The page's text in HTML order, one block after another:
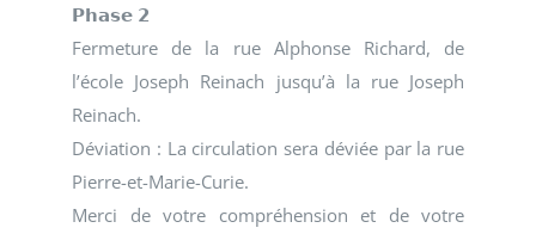
𝗣𝗵𝗮𝘀𝗲 𝟮
Fermeture de la rue Alphonse Richard, de
l’école Joseph Reinach jusqu’à la rue Joseph
Reinach.
Déviation : La circulation sera déviée par la rue
Pierre-et-Marie-Curie.
Merci de votre compréhension et de votre